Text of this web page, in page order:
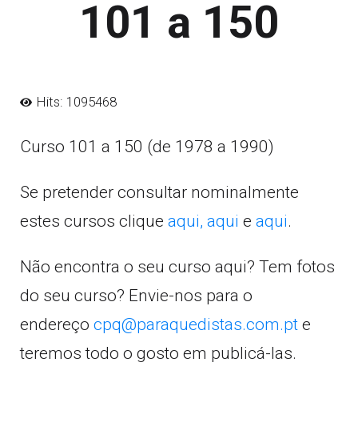
101 a 150
Hits: 1095468
Curso 101 a 150 (de 1978 a 1990)
Se pretender consultar nominalmente
estes cursos clique aqui, aqui e aqui.
Não encontra o seu curso aqui? Tem fotos
do seu curso? Envie-nos para o
endereço cpq@paraquedistas.com.pt e
teremos todo o gosto em publicá-las.